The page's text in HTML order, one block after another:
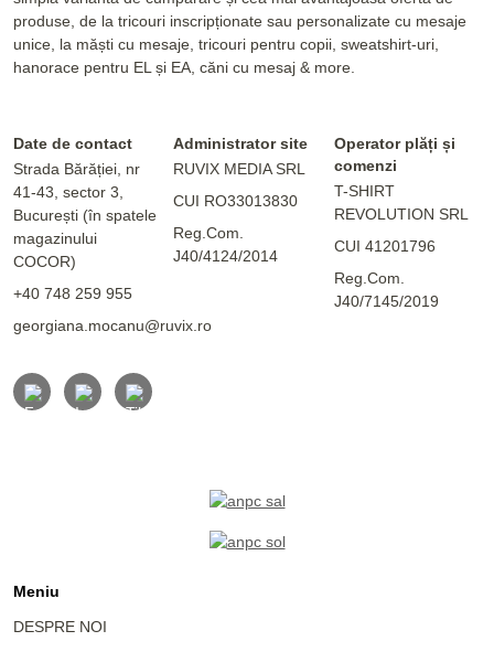
produse, de la tricouri inscripționate sau personalizate cu mesaje
unice, la măști cu mesaje, tricouri pentru copii, sweatshirt-uri,
hanorace pentru EL și EA, căni cu mesaj & more.
Date de contact
Strada Bărăției, nr
41-43, sector 3,
București (în spatele
magazinului
COCOR)
+40 748 259 955
georgiana.mocanu@ruvix.ro
Administrator site
RUVIX MEDIA SRL
CUI RO33013830
Reg.Com.
J40/4124/2014
Operator plăți și
comenzi
T-SHIRT
REVOLUTION SRL
CUI 41201796
Reg.Com.
J40/7145/2019
Meniu
DESPRE NOI